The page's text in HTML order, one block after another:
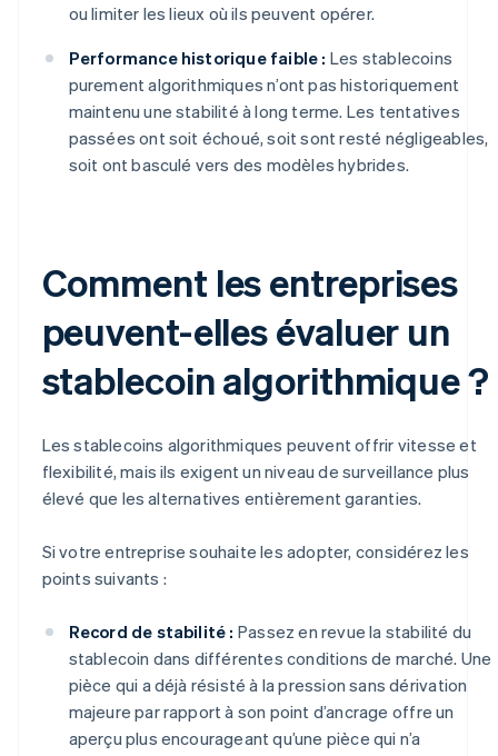
ou limiter les lieux où ils peuvent opérer.
Performance historique faible : Les stablecoins
purement algorithmiques n’ont pas historiquement
maintenu une stabilité à long terme. Les tentatives
passées ont soit échoué, soit sont resté négligeables,
soit ont basculé vers des modèles hybrides.
Comment les entreprises
peuvent-elles évaluer un
stablecoin algorithmique ?
Les stablecoins algorithmiques peuvent offrir vitesse et
flexibilité, mais ils exigent un niveau de surveillance plus
élevé que les alternatives entièrement garanties.
Si votre entreprise souhaite les adopter, considérez les
points suivants :
Record de stabilité : Passez en revue la stabilité du
stablecoin dans différentes conditions de marché. Une
pièce qui a déjà résisté à la pression sans dérivation
majeure par rapport à son point d’ancrage offre un
aperçu plus encourageant qu’une pièce qui n’a